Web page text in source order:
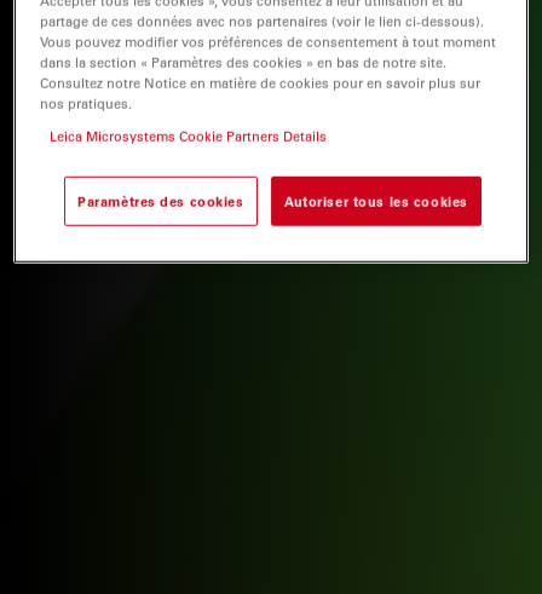
partage de ces données avec nos partenaires (voir le lien ci-dessous).
Vous pouvez modifier vos préférences de consentement à tout moment
dans la section « Paramètres des cookies » en bas de notre site.
Consultez notre Notice en matière de cookies pour en savoir plus sur
nos pratiques.
Leica Microsystems Cookie Partners Details
Paramètres des cookies Autoriser tous les cookies